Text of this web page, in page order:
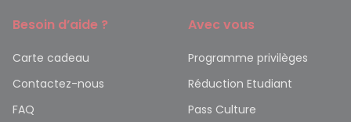
Besoin d’aide ?
Carte cadeau
Contactez-nous
FAQ
Avec vous
Programme privilèges
Réduction Etudiant
Pass Culture